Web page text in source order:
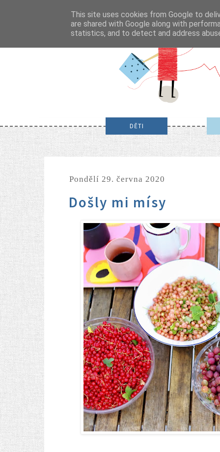
DĚTI
pondělí 29. června 2020
Došly mi mísy
This site uses cookies from Google to
are shared with Google along with
statistics, and to detect and address